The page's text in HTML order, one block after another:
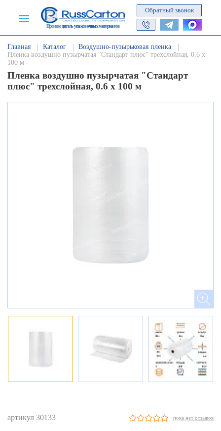
Производитель упаковочных материалов
Обратный звонок
Главная Каталог
Воздушно-пузырьковая пленка
Пленка воздушно пузырчатая "Стандарт плюс" трехслойная, 0.6 х
100 м
Пленка воздушно пузырчатая "Стандарт
плюс" трехслойная, 0.6 х 100 м
артикул 30133 пока нет отзывов